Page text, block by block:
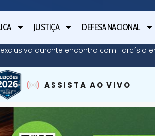
JUSTIÇA DEFESA NACIONAL
durante encontro com Tarcísio
ASSISTA AO VIVO